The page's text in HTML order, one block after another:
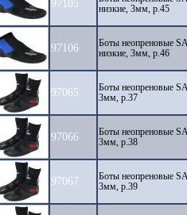
97105
низкие, 3мм, р.45
97106
Боты неопреновые
низкие, 3мм, р.46
97065
Боты неопреновые
3мм, р.37
97066
Боты неопреновые
3мм, р.38
97067
Боты неопреновые
3мм, р.39